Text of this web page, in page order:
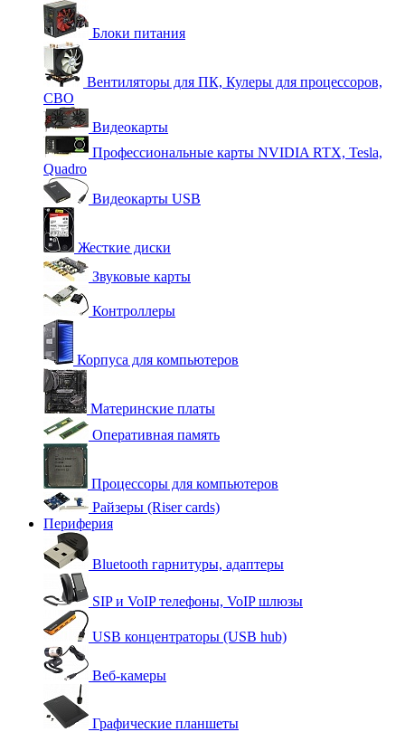
Блоки питания
Вентиляторы для ПК, Кулеры для процессоров,
СВО
Видеокарты
Профессиональные карты NVIDIA RTX, Tesla,
Quadro
Видеокарты USB
Жесткие диски
Звуковые карты
Контроллеры
Корпуса для компьютеров
Материнские платы
Оперативная память
Процессоры для компьютеров
Райзеры (Riser cards)
Периферия
Bluetooth гарнитуры, адаптеры
SIP и VoIP телефоны, VoIP шлюзы
USB концентраторы (USB hub)
Веб-камеры
Графические планшеты